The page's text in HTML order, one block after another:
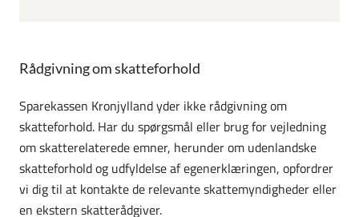
Rådgivning om skatteforhold
Sparekassen Kronjylland yder ikke rådgivning om
skatteforhold. Har du spørgsmål eller brug for vejledning
om skatterelaterede emner, herunder om udenlandske
skatteforhold og udfyldelse af egenerklæringen, opfordrer
vi dig til at kontakte de relevante skattemyndigheder eller
en ekstern skatterådgiver.